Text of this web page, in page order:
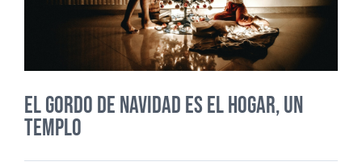
El Gordo de Navidad es el hogar, un
templo